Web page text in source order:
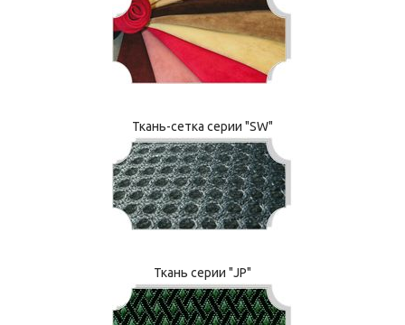
Ткань-сетка серии "SW"
Ткань серии "JP"